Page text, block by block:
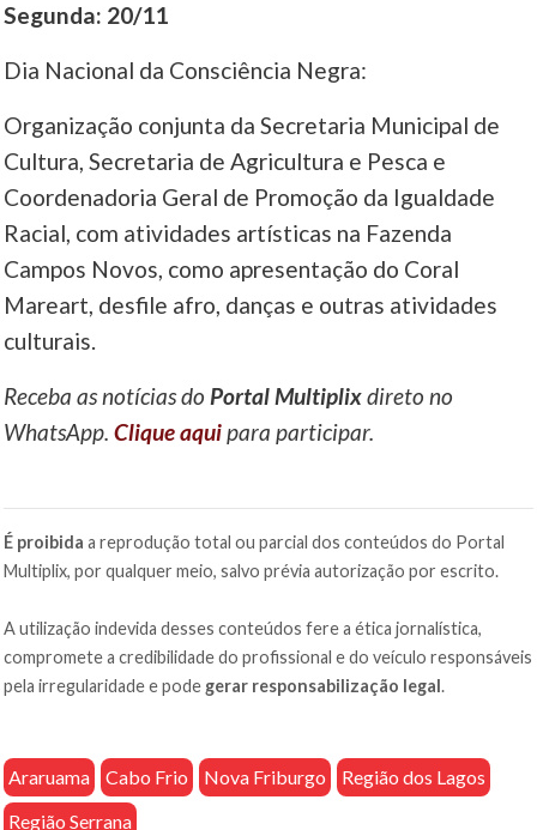
Segunda: 20/11
Dia Nacional da Consciência Negra:
Organização conjunta da Secretaria Municipal de
Cultura, Secretaria de Agricultura e Pesca e
Coordenadoria Geral de Promoção da Igualdade
Racial, com atividades artísticas na Fazenda
Campos Novos, como apresentação do Coral
Mareart, desfile afro, danças e outras atividades
culturais.
Receba as notícias do Portal Multiplixdireto no
WhatsApp.Clique aquipara participar.
É proibida a reprodução total ou parcial dos conteúdos do Portal
Multiplix, por qualquer meio, salvo prévia autorização por escrito.
A utilização indevida desses conteúdos fere a ética jornalística,
compromete a credibilidade do profissional e do veículo responsáveis
pela irregularidade e pode gerar responsabilização legal.
Araruama Cabo Frio Nova Friburgo
Região dos Lagos
Região Serrana